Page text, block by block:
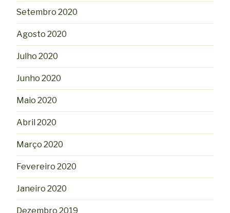
Setembro 2020
Agosto 2020
Julho 2020
Junho 2020
Maio 2020
Abril 2020
Março 2020
Fevereiro 2020
Janeiro 2020
Dezembro 2019